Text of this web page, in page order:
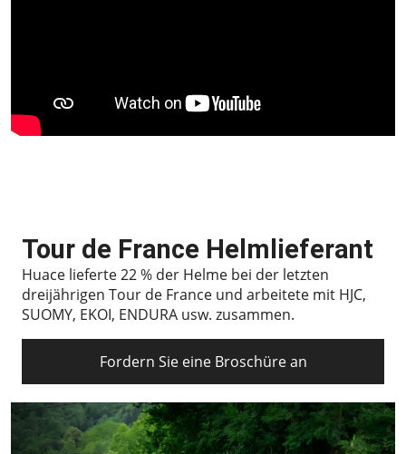
Tour de France Helmlieferant
Huace lieferte 22 % der Helme bei der letzten
dreijährigen Tour de France und arbeitete mit HJC,
SUOMY, EKOI, ENDURA usw. zusammen.
Fordern Sie eine Broschüre an